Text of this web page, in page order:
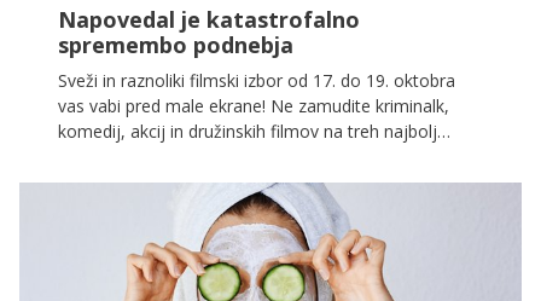
Napovedal je katastrofalno
spremembo podnebja
Sveži in raznoliki filmski izbor od 17. do 19. oktobra
vas vabi pred male ekrane! Ne zamudite kriminalk,
komedij, akcij in družinskih filmov na treh najbolj
Kanal A in KINO.